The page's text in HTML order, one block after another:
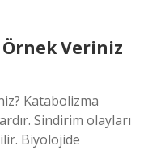
Veriniz
Katabolizma
Sindirim olayları
Biyolojide